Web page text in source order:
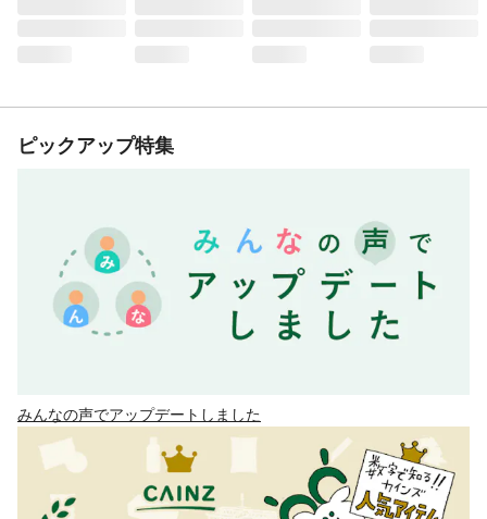
ピックアップ特集
みんなの声でアップデートしました